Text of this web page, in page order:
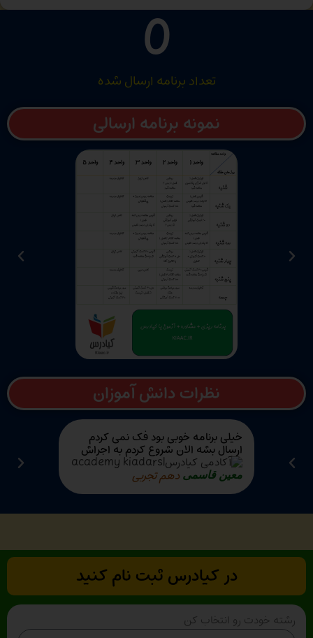
تعداد برنامه ارسال شده
0
نمونه برنامه ارسالی
نظرات دانش آموزان
خیلی برنامه خوبی بود فک نمی کردم
ارسال بشه الان شروع کردم به اجراش
معین قاسمی دهم تجربی
گیجی در
در کیادرس ثبت نام کنید
رشته خودت رو انتخاب کن